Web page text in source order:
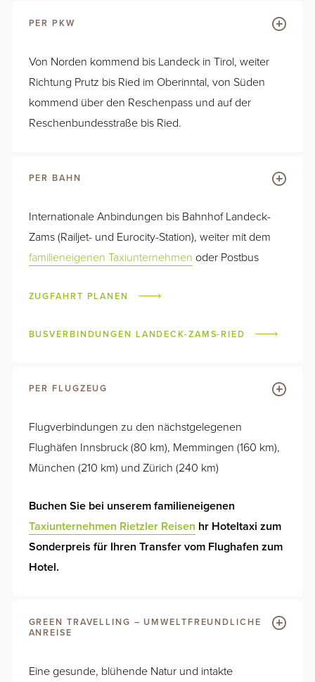
PER PKW
Von Norden kommend bis Landeck in Tirol, weiter
Richtung Prutz bis Ried im Oberinntal, von Süden
kommend über den Reschenpass und auf der
Reschenbundesstraße bis Ried.
PER BAHN
Internationale Anbindungen bis Bahnhof Landeck-
Zams (Railjet- und Eurocity-Station), weiter mit dem
familieneigenen Taxiunternehmen oder Postbus
ZUGFAHRT PLANEN
BUSVERBINDUNGEN LANDECK-ZAMS-RIED
PER FLUGZEUG
Flugverbindungen zu den nächstgelegenen
Flughäfen Innsbruck (80 km), Memmingen (160 km),
München (210 km) und Zürich (240 km)
Buchen Sie bei unserem familieneigenen
Taxiunternehmen Rietzler Reisen hr Hoteltaxi zum
Sonderpreis für Ihren Transfer vom Flughafen zum
Hotel.
GREEN TRAVELLING – UMWELTFREUNDLICHE
ANREISE
Eine gesunde, blühende Natur und intakte
Familien Special
Glück wächst, wenn man es teilt. Für einen
MEHR ERFAHREN